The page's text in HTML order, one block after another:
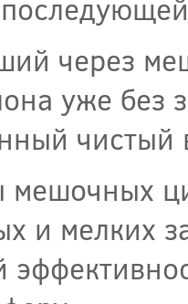
через
уже без
чистый
и мелких